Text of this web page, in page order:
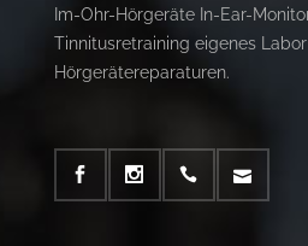
Im-Ohr-Hörgeräte In-Ear-
Tinnitusretraining eigenes Labor
Hörgerätereparaturen.